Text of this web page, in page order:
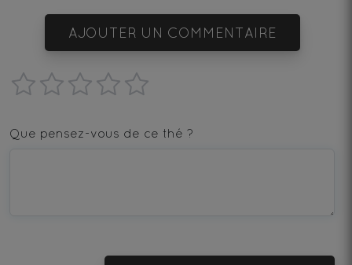
AJOUTER UN COMMENTAIRE
star
—
—
stars
Que pensez-vous de ce thé ?